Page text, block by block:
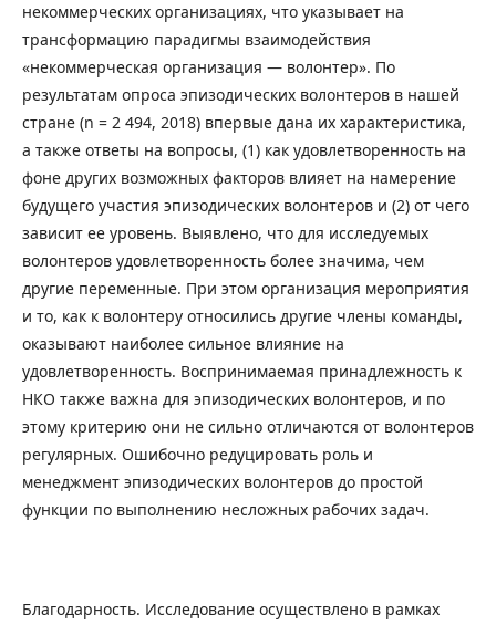
некоммерческих организациях, что указывает на
трансформацию парадигмы взаимодействия
«некоммерческая организация — волонтер». По
результатам опроса эпизодических волонтеров в нашей
стране (n = 2 494, 2018) впервые дана их характеристика,
а также ответы на вопросы, (1) как удовлетворенность на
фоне других возможных факторов влияет на намерение
будущего участия эпизодических волонтеров и (2) от чего
зависит ее уровень. Выявлено, что для исследуемых
волонтеров удовлетворенность более значима, чем
другие переменные. При этом организация мероприятия
и то, как к волонтеру относились другие члены команды,
оказывают наиболее сильное влияние на
удовлетворенность. Воспринимаемая принадлежность к
НКО также важна для эпизодических волонтеров, и по
этому критерию они не сильно отличаются от волонтеров
регулярных. Ошибочно редуцировать роль и
менеджмент эпизодических волонтеров до простой
функции по выполнению несложных рабочих задач.
Благодарность. Исследование осуществлено в рамках